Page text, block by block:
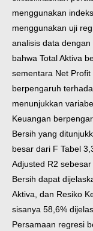
menggunakan
menggunakan uji
analisis data
bahwa Total Aktiva
sementara Net
berpengaruh
menunjukkan
Keuangan
Bersih yang
besar dari F Tabel
Adjusted R2
Bersih dapat
Aktiva, dan Resiko
sisanya 58,6%
Persamaan regresi